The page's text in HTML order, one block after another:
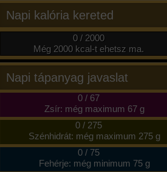
Napi kalória kereted
0 / 2000
Még 2000 kcal-t ehetsz ma.
Napi tápanyag javaslat
0/ 67
Zsír: még maximum 67 g
0/ 275
Szénhidrát: még maximum 275 g
0/ 75
Fehérje: még minimum 75 g